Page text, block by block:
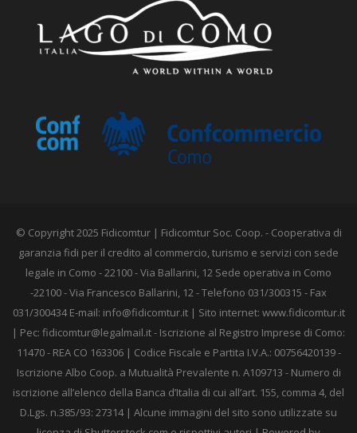
© Copyright 2025 Fidicomtur | Fidicomtur Soc. Coop. - Cooperativa di
garanzia fidi per il credito al commercio, turismo e servizi con sede
legale in Como - 22100 - Via Ballarini, 12 Sede operativa in Como
-22100 - Via Francesco Ballarini, 12 - Telefono 031/300315 - Fax
031/300434 E-mail: info@fidicomtur.it| Sito internet: www.fidicomtur.it
| Pec: fidicomtur@legalmail.it- Iscrizione al Registro Imprese di Como:
11470 - REA CO 163306 | Codice Fiscale e Partita I.V.A.: 00756420139 -
Iscrizione Albo Coop. a Mutualità Prevalente n. A109713 - Numero di
iscrizione all’elenco della Banca d’Italia di cui all’art. 155, comma 4, del
D.Lgs. n.385/93: 27314 | Alcune immagini del sito sono utilizzate su